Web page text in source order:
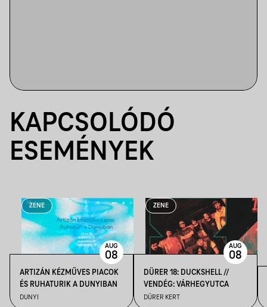
KAPCSOLÓDÓ
ESEMÉNYEK
ZENE
ARTIZÁN KÉZMŰVES PIACOK
ÉS RUHATURIK A DUNYIBAN
DUNYI
AUG
08
ZENE
DÜRER 18: DUCKSHELL //
VENDÉG: VÁRHEGYUTCA
DÜRER KERT
AUG
08